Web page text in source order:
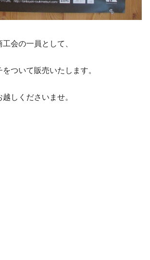
会の一員として、
ついて販売いたします。
しくださいませ。